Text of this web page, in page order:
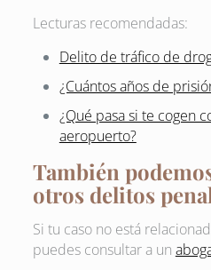
Lecturas recomendadas:
Delito de tráfico de
¿Cuántos años de
¿Qué pasa si te cogen
aeropuerto?
También
otros delitos
Si tu caso no está
puedes consultar a un